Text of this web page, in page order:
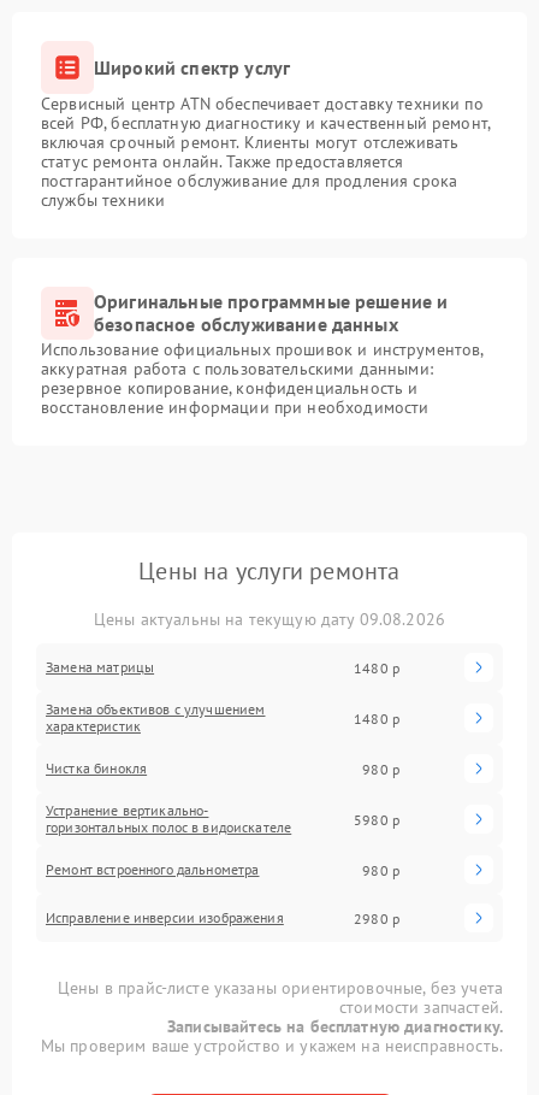
Широкий спектр услуг
Сервисный центр ATN обеспечивает доставку техники по
всей РФ, бесплатную диагностику и качественный ремонт,
включая срочный ремонт. Клиенты могут отслеживать
статус ремонта онлайн. Также предоставляется
постгарантийное обслуживание для продления срока
службы техники
Оригинальные программные решение и
безопасное обслуживание данных
Использование официальных прошивок и инструментов,
аккуратная работа с пользовательскими данными:
резервное копирование, конфиденциальность и
восстановление информации при необходимости
Цены на услуги ремонта
Цены актуальны на текущую дату 09.08.2026
Замена матрицы 1480 р
Замена объективов с улучшением
характеристик
1480 р
Чистка бинокля 980 р
Устранение вертикально-
горизонтальных полос в видоискателе
5980 р
Ремонт встроенного дальнометра 980 р
Исправление инверсии изображения 2980 р
Цены в прайс-листе указаны ориентировочные, без учета
стоимости запчастей.
Записывайтесь на бесплатную диагностику.
Мы проверим ваше устройство и укажем на неисправность.